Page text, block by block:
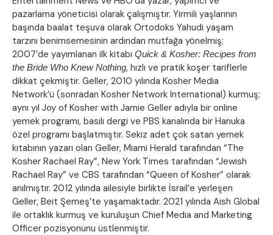
pazarlama yöneticisi olarak çalışmıştır. Yirmili yaşlarının
başında baalat teşuva olarak Ortodoks Yahudi yaşam
tarzını benimsemesinin ardından mutfağa yönelmiş;
2007’de yayımlanan ilk kitabı Quick & Kosher: Recipes from
the Bride Who Knew Nothing, hızlı ve pratik koşer tariflerle
dikkat çekmiştir. Geller, 2010 yılında Kosher Media
Network’ü (sonradan Kosher Network International) kurmuş;
aynı yıl Joy of Kosher with Jamie Geller adıyla bir online
yemek programı, basılı dergi ve PBS kanalında bir Hanuka
özel programı başlatmıştır. Sekiz adet çok satan yemek
kitabının yazarı olan Geller, Miami Herald tarafından “The
Kosher Rachael Ray”, New York Times tarafından “Jewish
Rachael Ray” ve CBS tarafından “Queen of Kosher” olarak
anılmıştır. 2012 yılında ailesiyle birlikte İsrail’e yerleşen
Geller, Beit Şemeş’te yaşamaktadır. 2021 yılında Aish Global
ile ortaklık kurmuş ve kuruluşun Chief Media and Marketing
Officer pozisyonunu üstlenmiştir.